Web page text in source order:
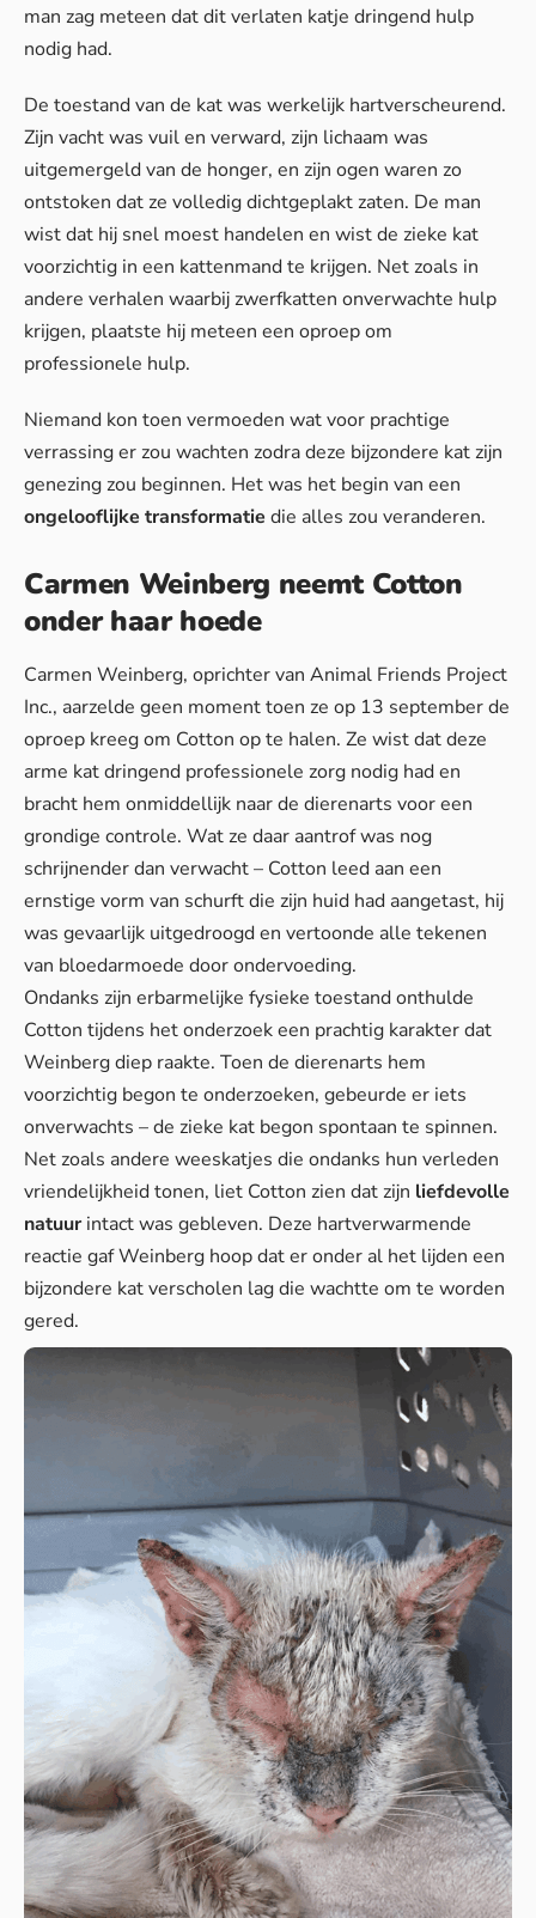
man zag meteen dat dit verlaten katje dringend hulp
nodig had.
De toestand van de kat was werkelijk hartverscheurend.
Zijn vacht was vuil en verward, zijn lichaam was
uitgemergeld van de honger, en zijn ogen waren zo
ontstoken dat ze volledig dichtgeplakt zaten. De man
wist dat hij snel moest handelen en wist de zieke kat
voorzichtig in een kattenmand te krijgen. Net zoals in
andere verhalen waarbij zwerfkatten onverwachte hulp
krijgen, plaatste hij meteen een oproep om
professionele hulp.
Niemand kon toen vermoeden wat voor prachtige
verrassing er zou wachten zodra deze bijzondere kat zijn
genezing zou beginnen. Het was het begin van een
ongelooflijke transformatie die alles zou veranderen.
Carmen Weinberg neemt Cotton
onder haar hoede
Carmen Weinberg, oprichter van Animal Friends Project
Inc., aarzelde geen moment toen ze op 13 september de
oproep kreeg om Cotton op te halen. Ze wist dat deze
arme kat dringend professionele zorg nodig had en
bracht hem onmiddellijk naar de dierenarts voor een
grondige controle. Wat ze daar aantrof was nog
schrijnender dan verwacht – Cotton leed aan een
ernstige vorm van schurft die zijn huid had aangetast, hij
was gevaarlijk uitgedroogd en vertoonde alle tekenen
van bloedarmoede door ondervoeding.
Ondanks zijn erbarmelijke fysieke toestand onthulde
Cotton tijdens het onderzoek een prachtig karakter dat
Weinberg diep raakte. Toen de dierenarts hem
voorzichtig begon te onderzoeken, gebeurde er iets
onverwachts – de zieke kat begon spontaan te spinnen.
Net zoals andere weeskatjes die ondanks hun verleden
vriendelijkheid tonen, liet Cotton zien dat zijn liefdevolle
natuur intact was gebleven. Deze hartverwarmende
reactie gaf Weinberg hoop dat er onder al het lijden een
bijzondere kat verscholen lag die wachtte om te worden
gered.